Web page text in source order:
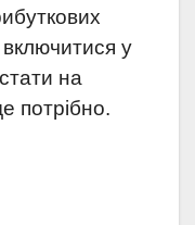
включитися у
на
потрібно.